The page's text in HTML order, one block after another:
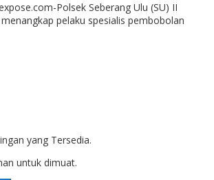
Polsek Seberang Ulu (SU) II
pelaku spesialis pembobolan
yang Tersedia.
untuk dimuat.